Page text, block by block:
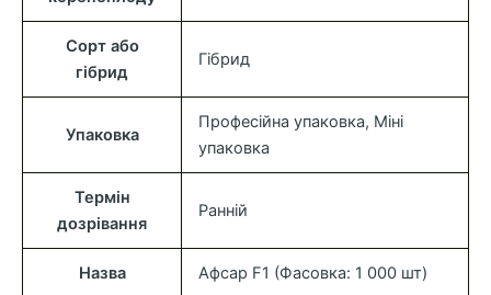
Сорт або
гібрид
Гібрид
Упаковка
Професійна упаковка, Міні
упаковка
Термін
дозрівання
Ранній
Назва Афсар F1 (Фасовка: 1 000 шт)